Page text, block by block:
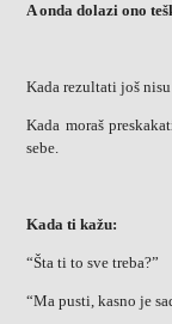
A onda dolazi ono
Kada rezultati još
Kada moraš
sebe.
Kada ti kažu:
“Šta ti to sve treba?”
“Ma pusti, kasno je